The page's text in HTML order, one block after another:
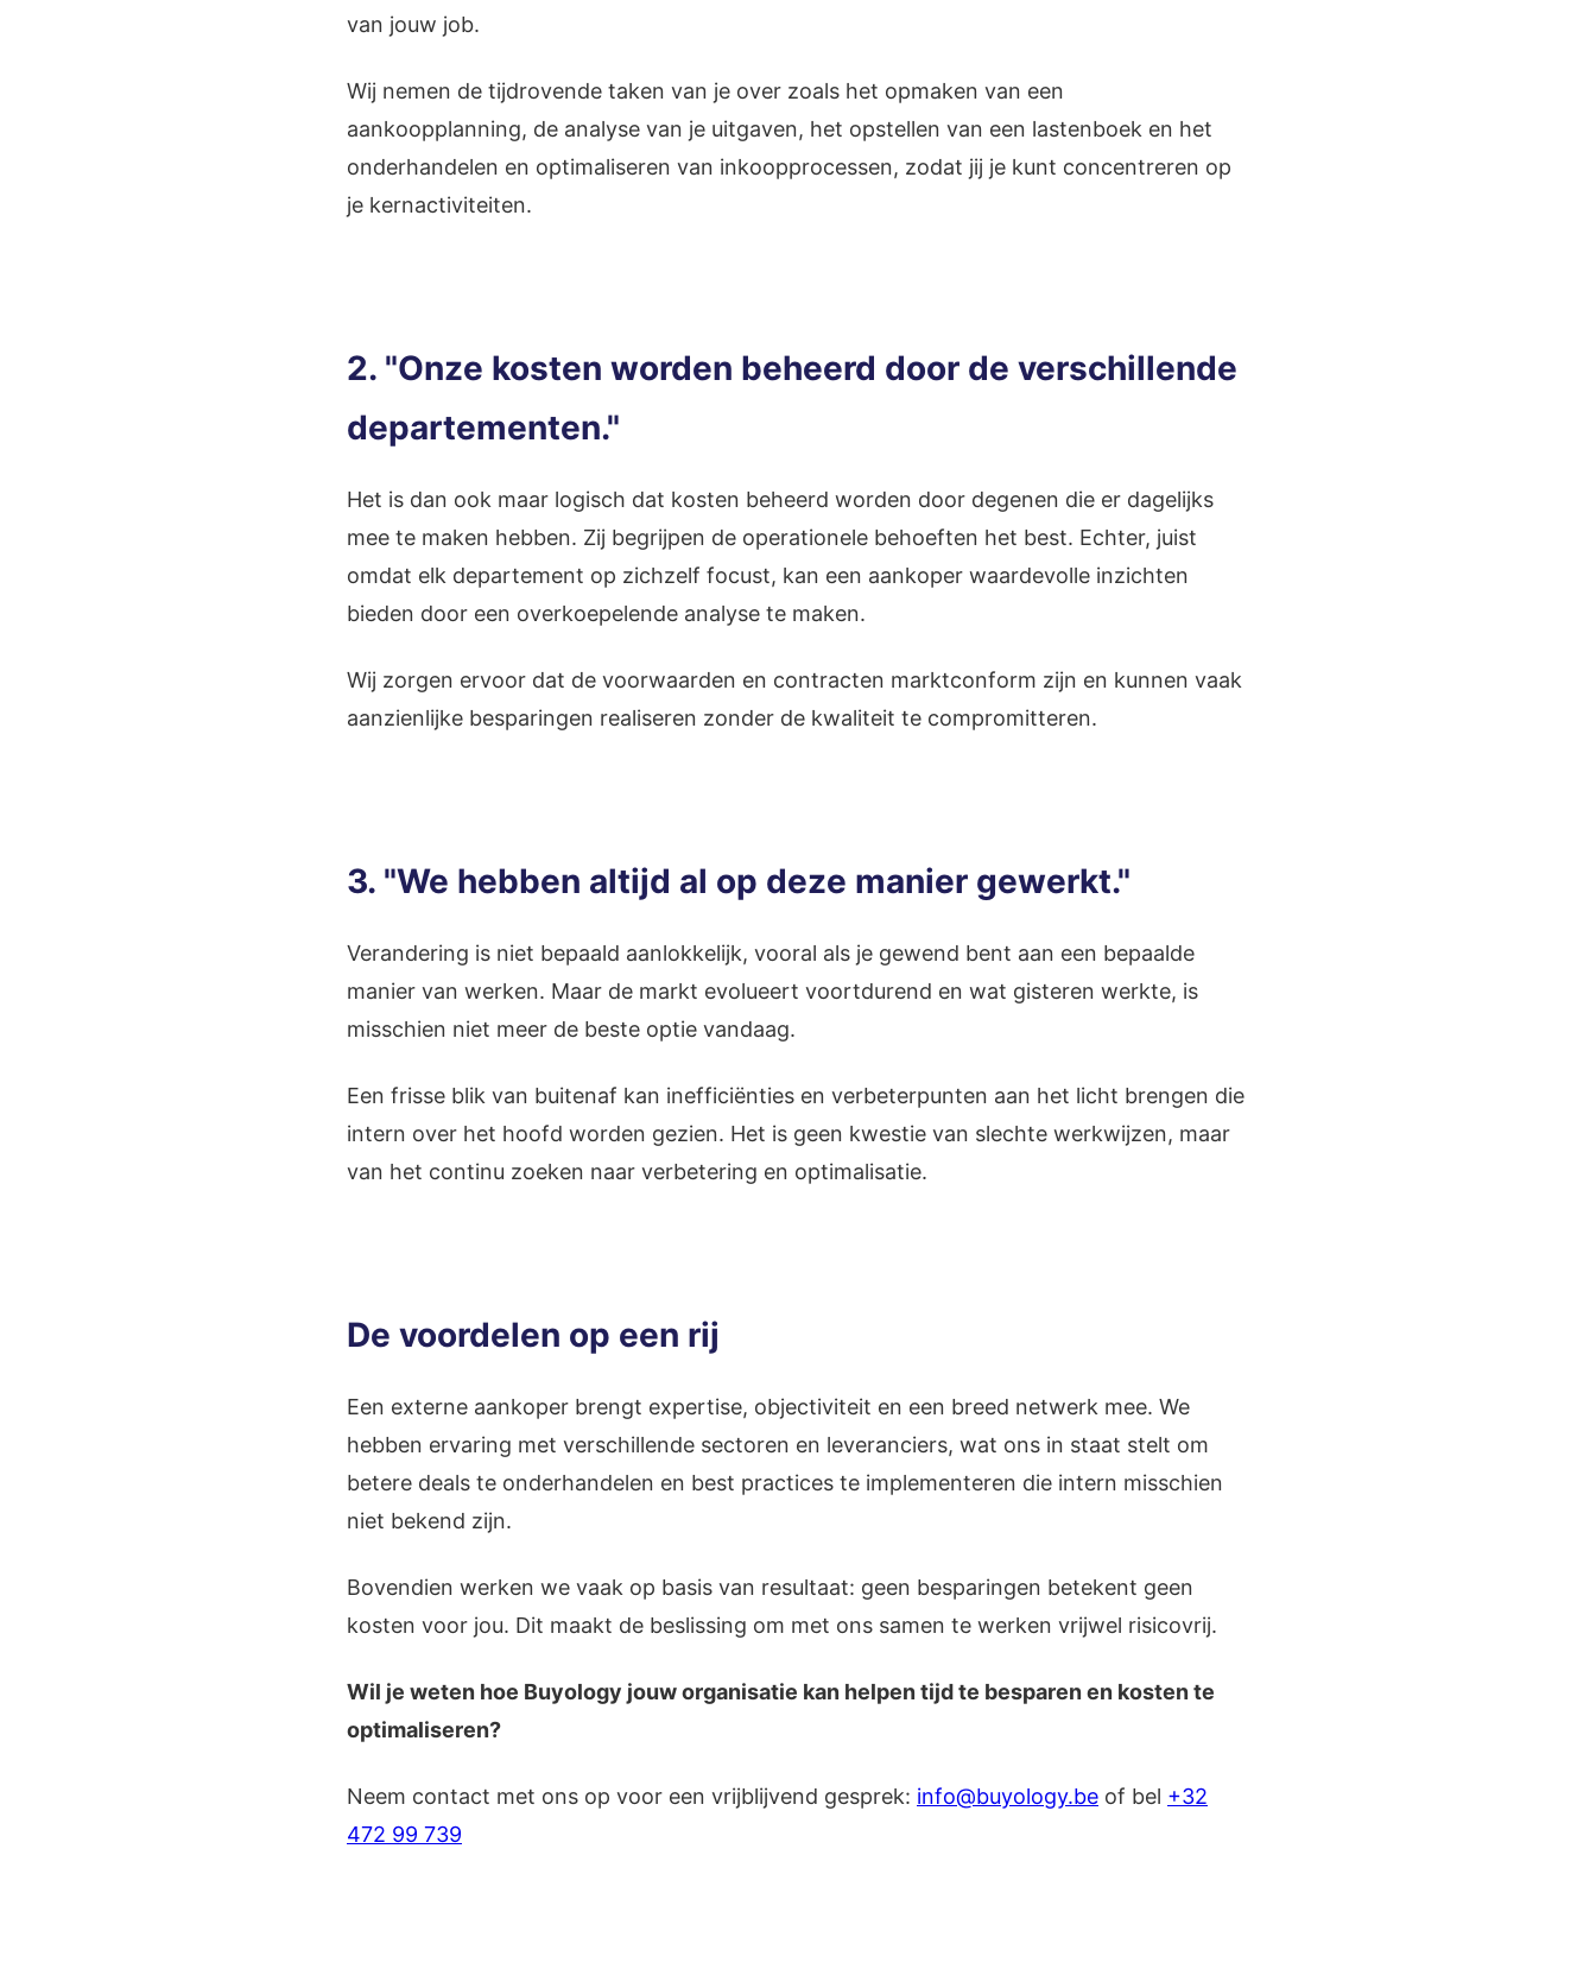
van jouw job.
Wij nemen de tijdrovende taken van je over zoals het opmaken van een
aankoopplanning, de analyse van je uitgaven, het opstellen van een lastenboek en het
onderhandelen en optimaliseren van inkoopprocessen, zodat jij je kunt concentreren op
je kernactiviteiten.
2. "Onze kosten worden beheerd door de verschillende
departementen."
Het is dan ook maar logisch dat kosten beheerd worden door degenen die er dagelijks
mee te maken hebben. Zij begrijpen de operationele behoeften het best. Echter, juist
omdat elk departement op zichzelf focust, kan een aankoper waardevolle inzichten
bieden door een overkoepelende analyse te maken.
Wij zorgen ervoor dat de voorwaarden en contracten marktconform zijn en kunnen vaak
aanzienlijke besparingen realiseren zonder de kwaliteit te compromitteren.
3. "We hebben altijd al op deze manier gewerkt."
Verandering is niet bepaald aanlokkelijk, vooral als je gewend bent aan een bepaalde
manier van werken. Maar de markt evolueert voortdurend en wat gisteren werkte, is
misschien niet meer de beste optie vandaag.
Een frisse blik van buitenaf kan inefficiënties en verbeterpunten aan het licht brengen die
intern over het hoofd worden gezien. Het is geen kwestie van slechte werkwijzen, maar
van het continu zoeken naar verbetering en optimalisatie.
De voordelen op een rij
Een externe aankoper brengt expertise, objectiviteit en een breed netwerk mee. We
hebben ervaring met verschillende sectoren en leveranciers, wat ons in staat stelt om
betere deals te onderhandelen en best practices te implementeren die intern misschien
niet bekend zijn.
Bovendien werken we vaak op basis van resultaat: geen besparingen betekent geen
kosten voor jou. Dit maakt de beslissing om met ons samen te werken vrijwel risicovrij.
Wil je weten hoe Buyology jouw organisatie kan helpen tijd te besparen en kosten te
optimaliseren?
Neem contact met ons op voor een vrijblijvend gesprek: info@buyology.be of bel +32
472 99 739